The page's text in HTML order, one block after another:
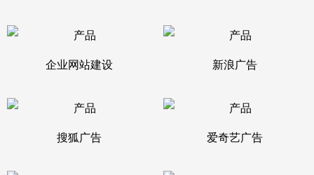
企业网站建设 新浪广告
搜狐广告 爱奇艺广告